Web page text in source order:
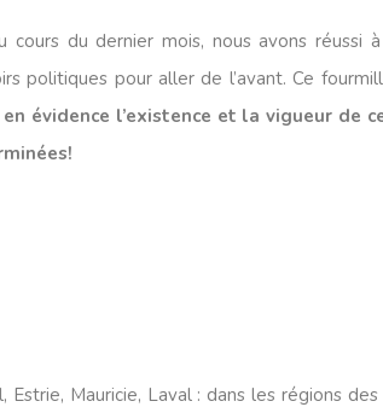
du dernier mois, nous avons réussi
politiques pour aller de l’avant.Ce
en évidence l’existence et la vigueur de
Mauricie, Laval : dans les régions